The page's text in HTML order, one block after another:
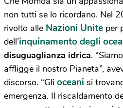
non tutti se lo ricordano. Nel
rivolto alle Nazioni Unite per
dell’inquinamento degli
disuguaglianza idrica.
affligge il nostro Pianeta”,
discorso. “Gli oceani si
emergenza. Il riscaldamento